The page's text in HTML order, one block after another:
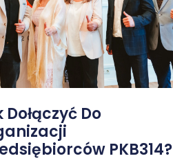
Dołączyć Do
PKB314?